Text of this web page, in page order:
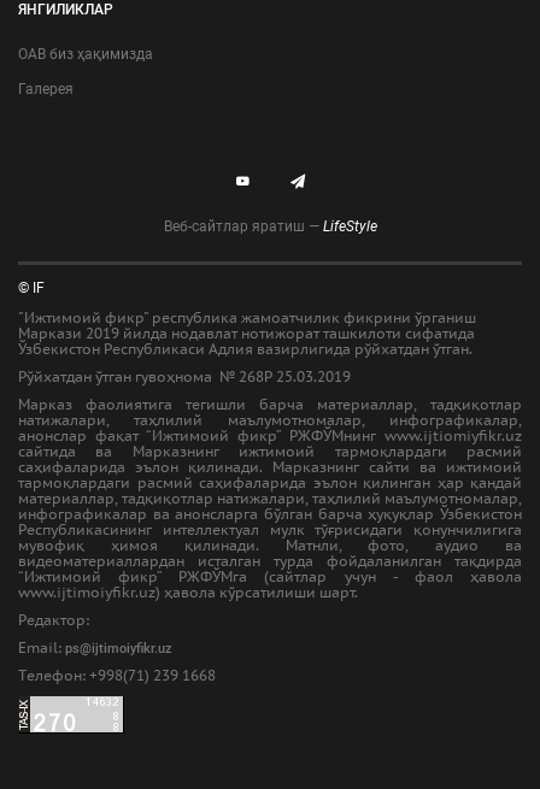
ЯНГИЛИКЛАР
ОАВ биз ҳақимизда
Галерея
Веб-сайтлар яратиш — LifeStyle
© IF
"Ижтимоий фикр" республика жамоатчилик фикрини ўрганиш
Маркази 2019 йилда нодавлат нотижорат ташкилоти сифатида
Ўзбекистон Республикаси Адлия вазирлигида рўйхатдан ўтган.
Рўйхатдан ўтган гувоҳнома № 268Р 25.03.2019
Марказ фаолиятига тегишли барча материаллар, тадқиқотлар
натижалари, таҳлилий маълумотномалар, инфографикалар,
анонслар фақат “Ижтимоий фикр” РЖФЎМнинг www.ijtiomiyfikr.uz
сайтида ва Марказнинг ижтимоий тармоқлардаги расмий
саҳифаларида эълон қилинади. Марказнинг сайти ва ижтимоий
тармоқлардаги расмий саҳифаларида эълон қилинган ҳар қандай
материаллар, тадқиқотлар натижалари, таҳлилий маълумотномалар,
инфографикалар ва анонсларга бўлган барча ҳуқуқлар Ўзбекистон
Республикасининг интеллектуал мулк тўғрисидаги қонунчилигига
мувофиқ ҳимоя қилинади. Матнли, фото, аудио ва
видеоматериаллардан исталган турда фойдаланилган тақдирда
“Ижтимоий фикр” РЖФЎМга (сайтлар учун - фаол ҳавола
www.ijtimoiyfikr.uz) ҳавола кўрсатилиши шарт.
Редактор:
Email: ps@ijtimoiyfikr.uz
Tелефон: +998(71) 239 1668